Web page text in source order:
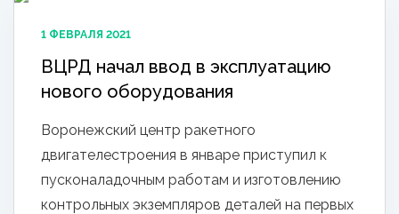
1 ФЕВРАЛЯ 2021
ВЦРД начал ввод в эксплуатацию
нового оборудования
Воронежский центр ракетного
двигателестроения в январе приступил к
пусконаладочным работам и изготовлению
контрольных экземпляров деталей на первых